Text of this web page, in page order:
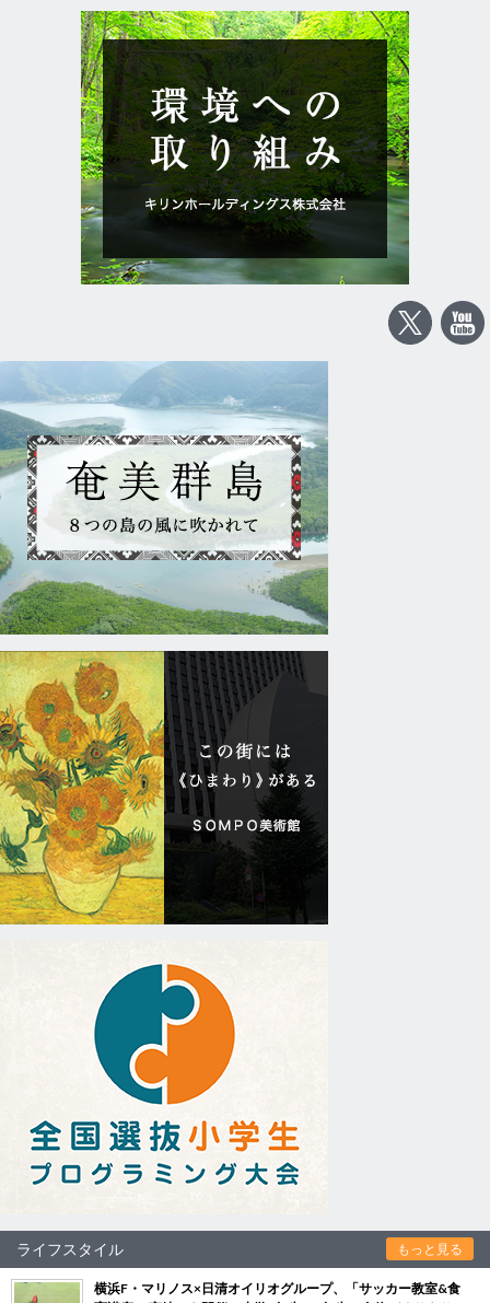
ライフスタイル もっと見る
横浜F・マリノス×日清オイリオグループ、「サッカー教室&食